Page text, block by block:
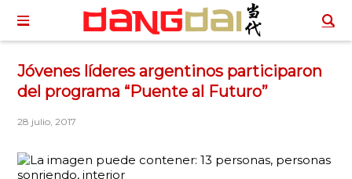
Jóvenes líderes argentinos participaron
del programa “Puente al Futuro”
28 julio, 2017